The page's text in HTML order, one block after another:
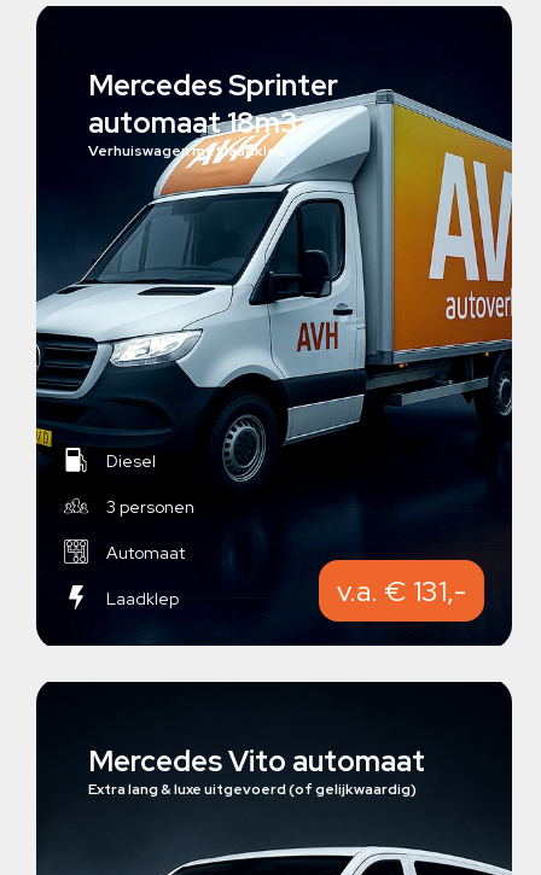
Mercedes Sprinter
automaat 18m3
Verhuiswagen met laadklep
Diesel
3 personen
Automaat
Laadklep v.a. € 131,-
Mercedes Vito automaat
Extra lang & luxe uitgevoerd (of gelijkwaardig)